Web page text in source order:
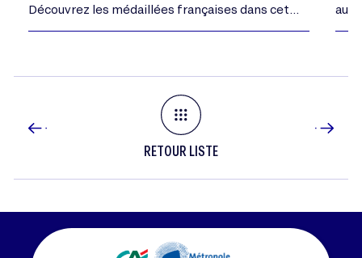
Découvrez les médaillées françaises dans cet
article.
RETOUR LISTE